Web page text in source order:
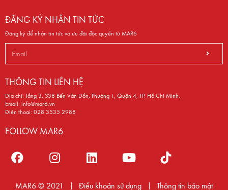
ĐĂNG KÝ NHẬN TIN TỨC
Đăng ký để nhận tin tức và ưu đãi độc quyền từ MAR6
THÔNG TIN LIÊN HỆ
Địa chỉ: Tầng 3, 338 Bến Vân Đồn, Phường 1, Quận 4, TP. Hồ Chí Minh.
Email: info@mar6.vn
Điện thoại: 028 3535 2988
FOLLOW MAR6
MAR6 © 2021 Điều khoản sử dụng Thông tin bảo mật